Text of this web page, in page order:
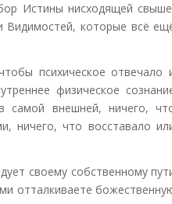
Истины нисходящей
Видимостей, которые всё
психическое отвечало
физическое
самой внешней, ничего,
ничего, что восставало
своему собственному
отталкиваете